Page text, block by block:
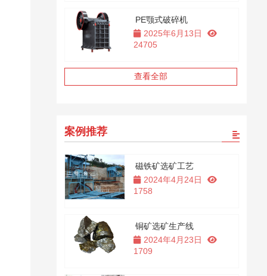
PE颚式破碎机
2025年6月13日
24705
查看全部
案例推荐
磁铁矿选矿工艺
2024年4月24日
1758
铜矿选矿生产线
2024年4月23日
1709